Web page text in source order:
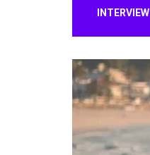
INTERVIEW